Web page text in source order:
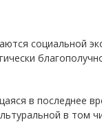
социальной
в последнее
в том